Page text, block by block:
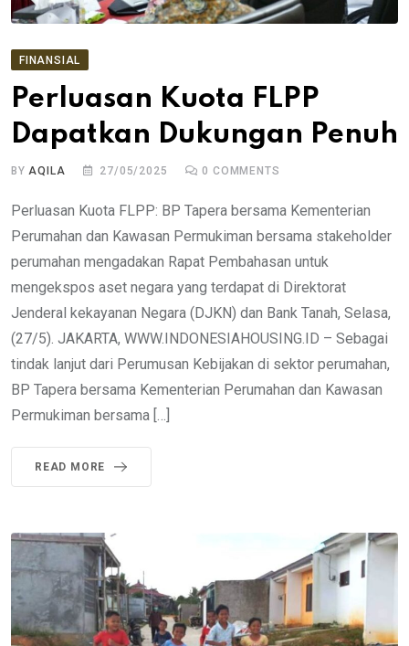
FINANSIAL
Perluasan Kuota FLPP
Dapatkan Dukungan Penuh
BY AQILA 27/05/2025 0 COMMENTS
Perluasan Kuota FLPP: BP Tapera bersama Kementerian
Perumahan dan Kawasan Permukiman bersama stakeholder
perumahan mengadakan Rapat Pembahasan untuk
mengekspos aset negara yang terdapat di Direktorat
Jenderal kekayanan Negara (DJKN) dan Bank Tanah, Selasa,
(27/5). JAKARTA, WWW.INDONESIAHOUSING.ID – Sebagai
tindak lanjut dari Perumusan Kebijakan di sektor perumahan,
BP Tapera bersama Kementerian Perumahan dan Kawasan
Permukiman bersama […]
READ MORE